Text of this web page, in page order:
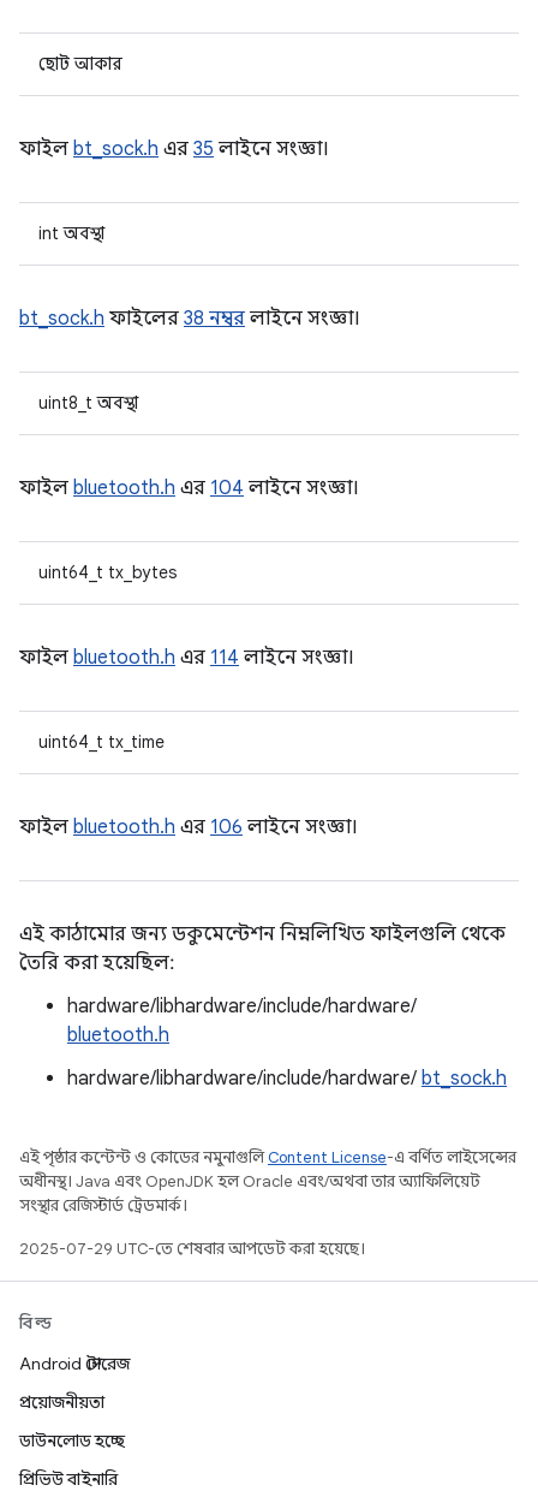
ছোট আকার
ফাইল bt_sock.h এর 35 লাইনে সংজ্ঞা।
int অবস্থা
bt_sock.h ফাইলের 38 নম্বর লাইনে সংজ্ঞা।
uint8_t অবস্থা
ফাইল bluetooth.h এর 104 লাইনে সংজ্ঞা।
uint64_t tx_bytes
ফাইল bluetooth.h এর 114 লাইনে সংজ্ঞা।
uint64_t tx_time
ফাইল bluetooth.h এর 106 লাইনে সংজ্ঞা।
এই কাঠামোর জন্য ডকুমেন্টেশন নিম্নলিখিত ফাইলগুলি থেকে
তৈরি করা হয়েছিল:
hardware/libhardware/include/hardware/
bluetooth.h
hardware/libhardware/include/hardware/ bt_sock.h
এই পৃষ্ঠার কন্টেন্ট ও কোডের নমুনাগুলিContent License-এ বর্ণিত লাইসেন্সের
অধীনস্থ। Java এবং OpenJDK হল Oracle এবং/অথবা তার অ্যাফিলিয়েট
সংস্থার রেজিস্টার্ড ট্রেডমার্ক।
2025-07-29 UTC-তে শেষবার আপডেট করা হয়েছে।
বিল্ড
Android স্টোরেজ
প্রয়োজনীয়তা
ডাউনলোড হচ্ছে
প্রিভিউ বাইনারি